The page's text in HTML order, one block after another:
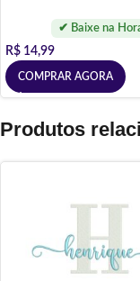
R$ 14,99
COMPRAR AGORA
Produtos